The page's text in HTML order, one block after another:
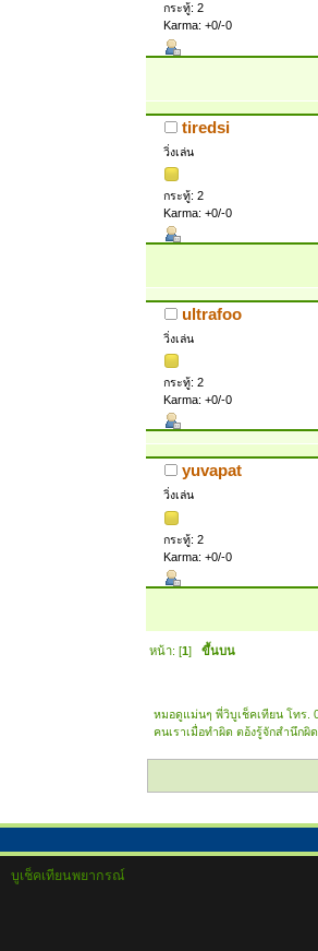
กระทู้: 2
Karma: +0/-0
tiredsi
วิ่งเล่น
กระทู้: 2
Karma: +0/-0
ultrafoo
วิ่งเล่น
กระทู้: 2
Karma: +0/-0
yuvapat
วิ่งเล่น
กระทู้: 2
Karma: +0/-0
หน้า: [1] ขึ้นบน
หมอดูแม่นๆ พี่วิบูเช็คเทียน โทร.
คนเราเมื่อทำผิด ตอ้งรู้จักสำนึกผิ
บูเช็คเทียนพยากรณ์